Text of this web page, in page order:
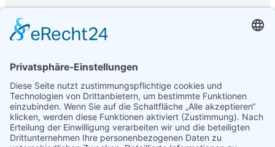
Download [69.68 KB]
Frowinias Küche
Backrezepte